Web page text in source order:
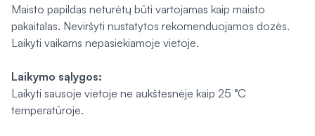
Maisto papildas neturėtų būti vartojamas kaip maisto
pakaitalas. Neviršyti nustatytos rekomenduojamos dozės.
Laikyti vaikams nepasiekiamoje vietoje.
Laikymo sąlygos:
Laikyti sausoje vietoje ne aukštesnėje kaip 25 °C
temperatūroje.